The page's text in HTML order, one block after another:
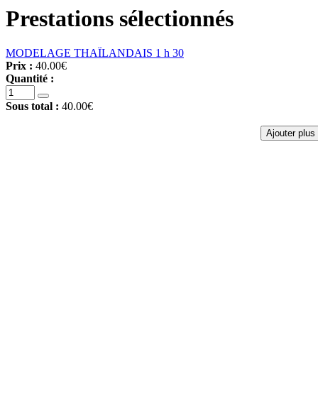
Prestations sélectionnés
MODELAGE THAÏLANDAIS 1 h 30
Prix : 40.00€
Quantité :
Sous total : 40.00€
Ajouter plus